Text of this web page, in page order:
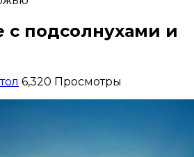
с подсолнухами и
6,320 Просмотры